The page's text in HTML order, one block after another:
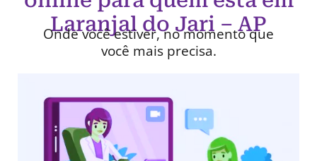
Laranjal do Jari – AP
Onde você estiver, no momento que
você mais precisa.